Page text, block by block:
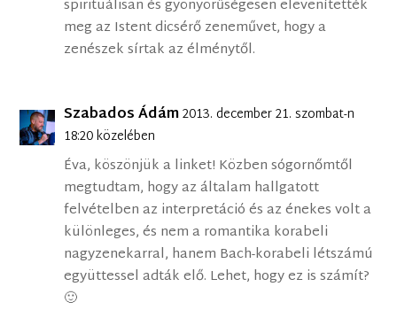
spirituálisan és gyönyörűségesen elevenítették
meg az Istent dicsérő zeneművet, hogy a
zenészek sírtak az élménytől.
Szabados Ádám2013. december 21. szombat-n
18:20 közelében
Éva, köszönjük a linket! Közben sógornőmtől
megtudtam, hogy az általam hallgatott
felvételben az interpretáció és az énekes volt a
különleges, és nem a romantika korabeli
nagyzenekarral, hanem Bach-korabeli létszámú
együttessel adták elő. Lehet, hogy ez is számít?
🙂